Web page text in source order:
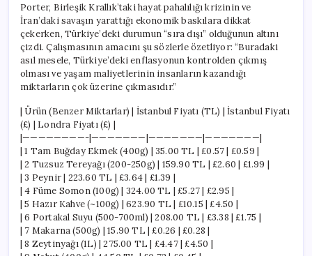
Porter, Birleşik Krallık’taki hayat pahalılığı krizinin ve
İran’daki savaşın yarattığı ekonomik baskılara dikkat
çekerken, Türkiye’deki durumun “sıra dışı” olduğunun altını
çizdi. Çalışmasının amacını şu sözlerle özetliyor: “Buradaki
asıl mesele, Türkiye’deki enflasyonun kontrolden çıkmış
olması ve yaşam maliyetlerinin insanların kazandığı
miktarların çok üzerine çıkmasıdır.”
| Ürün (Benzer Miktarlar) | İstanbul Fiyatı (TL) | İstanbul Fiyatı
(£) | Londra Fiyatı (£) |
|————————-|———————|———————|———————|
| 1 Tam Buğday Ekmek (400g) | 35.00 TL | £0.57 | £0.59 |
| 2 Tuzsuz Tereyağı (200-250g) | 159.90 TL | £2.60 | £1.99 |
| 3 Peynir | 223.60 TL | £3.64 | £1.39 |
| 4 Füme Somon (100g) | 324.00 TL | £5.27 | £2.95 |
| 5 Hazır Kahve (~100g) | 623.90 TL | £10.15 | £4.50 |
| 6 Portakal Suyu (500-700ml) | 208.00 TL | £3.38 | £1.75 |
| 7 Makarna (500g) | 15.90 TL | £0.26 | £0.28 |
| 8 Zeytinyağı (1L) | 275.00 TL | £4.47 | £4.50 |